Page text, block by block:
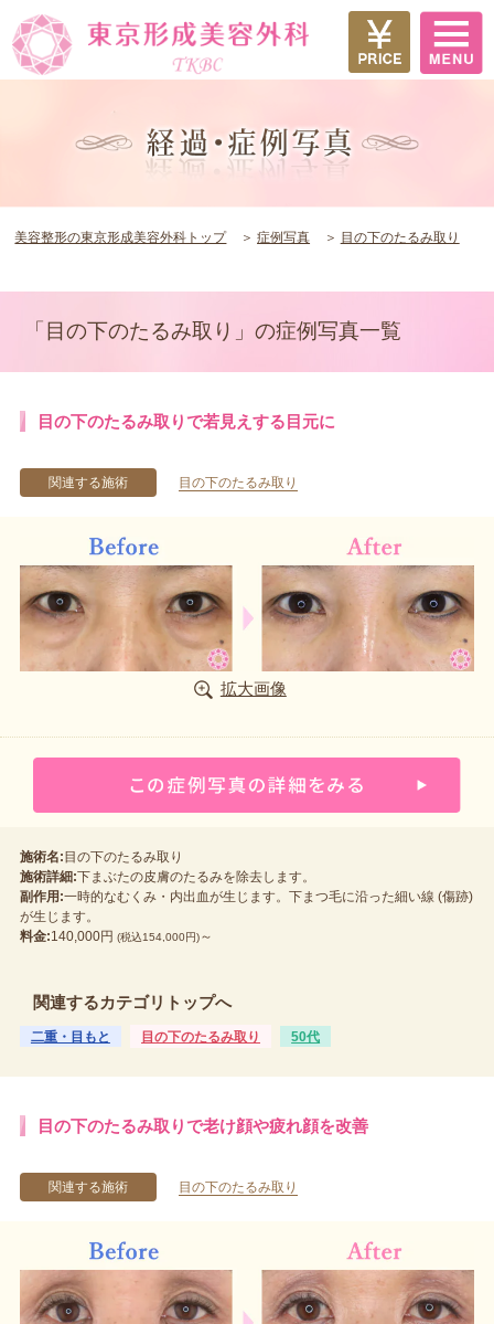
美容整形の東京形成美容外科トップ 症例写真 目の下のたるみ取り
「目の下のたるみ取り」の症例写真一覧
目の下のたるみ取りで若見えする目元に
関連する施術 目の下のたるみ取り
拡大画像
施術名: 目の下のたるみ取り
施術詳細:下まぶたの皮膚のたるみを除去します。
副作用:一時的なむくみ・内出血が生じます。下まつ毛に沿った細い線 (傷跡)
が生じます。
料金:140,000円 (税込154,000円)～
関連するカテゴリトップへ
二重・目もと 目の下のたるみ取り 50代
目の下のたるみ取りで老け顔や疲れ顔を改善
関連する施術 目の下のたるみ取り